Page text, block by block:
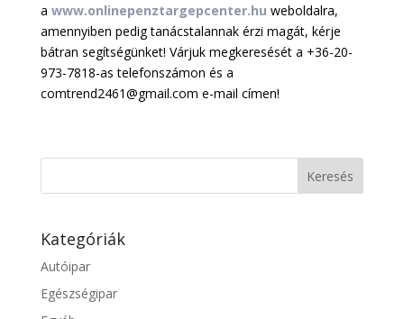
a www.onlinepenztargepcenter.hu weboldalra,
amennyiben pedig tanácstalannak érzi magát, kérje
bátran segítségünket! Várjuk megkeresését a +36-20-
973-7818-as telefonszámon és a
comtrend2461@gmail.com e-mail címen!
Kategóriák
Autóipar
Egészségipar